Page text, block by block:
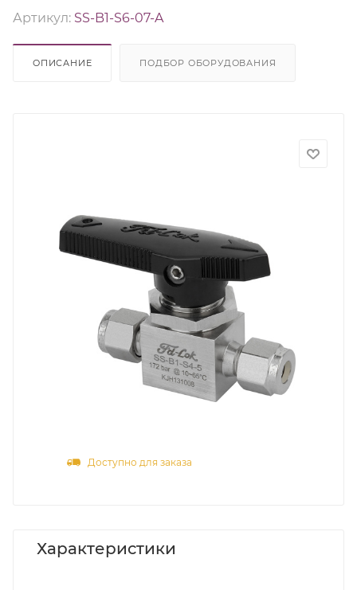
Артикул: SS-B1-S6-07-A
ОПИСАНИЕ ПОДБОР ОБОРУДОВАНИЯ
Доступно для заказа
Характеристики